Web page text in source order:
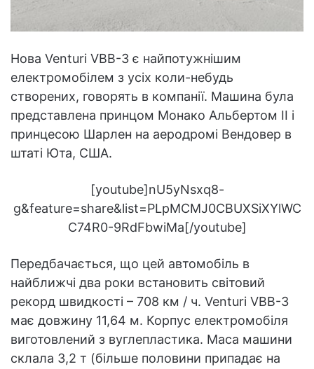
Нова Venturi VBB-3 є найпотужнішим
електромобілем з усіх коли-небудь
створених, говорять в компанії. Машина була
представлена принцом Монако Альбертом II і
принцесою Шарлен на аеродромі Вендовер в
штаті Юта, США.
[youtube]nU5yNsxq8-
g&feature=share&list=PLpMCMJ0CBUXSiXYlWC
C74R0-9RdFbwiMa[/youtube]
Передбачається, що цей автомобіль в
найближчі два роки встановить світовий
рекорд швидкості – 708 км / ч. Venturi VBB-3
має довжину 11,64 м. Корпус електромобіля
виготовлений з вуглепластика. Маса машини
склала 3,2 т (більше половини припадає на